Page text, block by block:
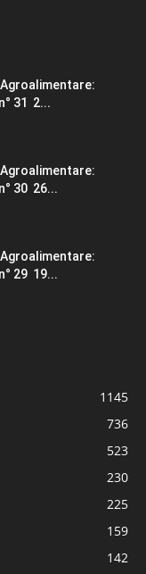
31 2...
30 26...
29 19...
1145
736
523
230
225
159
142